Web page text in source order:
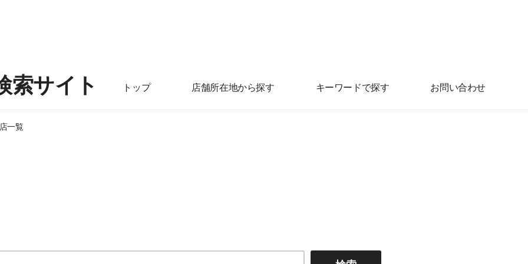
索サイト トップ 店舗所在地から探す キーワードで探す お問い合わせ
一覧